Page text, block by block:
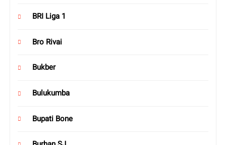
BRI Liga 1
Bro Rivai
Bukber
Bulukumba
Bupati Bone